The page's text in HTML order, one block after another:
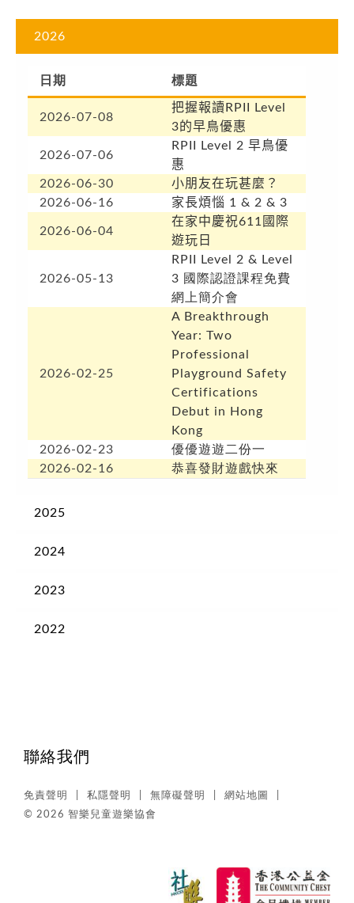
2026
日期 標題
2026-07-08
把握報讀RPII Level
3的早鳥優惠
2026-07-06
RPII Level 2 早鳥優
惠
2026-06-30
小朋友在玩甚麼？
2026-06-16
家長煩惱 1 & 2 & 3
2026-06-04
在家中慶祝611國際
遊玩日
2026-05-13
RPII Level 2 & Level
3 國際認證課程免費
網上簡介會
2026-02-25
A Breakthrough
Year: Two
Professional
Playground Safety
Certifications
Debut in Hong
Kong
2026-02-23
優優遊遊二份一
2026-02-16
恭喜發財遊戲快來
2025
2024
2023
2022
聯絡我們
免責聲明 私隱聲明 無障礙聲明
網站地圖
© 2026 智樂兒童遊樂協會